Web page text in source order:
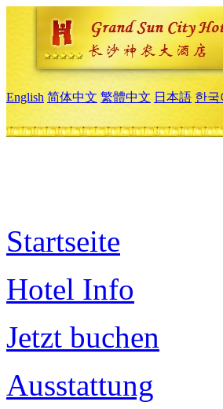
English 简体中文 繁體中文 日本語 한국
Startseite
Hotel Info
Jetzt buchen
Ausstattung